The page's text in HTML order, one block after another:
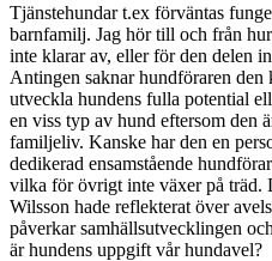
Tjänstehundar t.ex förväntas
barnfamilj. Jag hör till och från
inte klarar av, eller för den delen
Antingen saknar hundföraren den
utveckla hundens fulla potential
en viss typ av hund eftersom den
familjeliv. Kanske har den en
dedikerad ensamstående
vilka för övrigt inte växer på träd.
Wilsson hade reflekterat över
påverkar samhällsutvecklingen
är hundens uppgift vår hundavel?